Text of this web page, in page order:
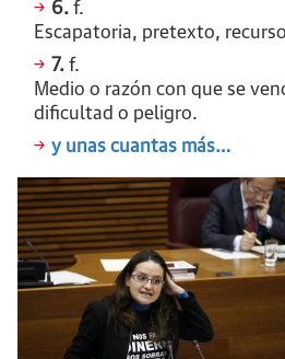
6. f.
Escapatoria, pretexto,
7. f.
Medio o razón con que se
dificultad o peligro.
y unas cuantas más…